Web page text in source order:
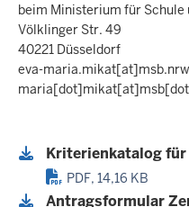
beim Ministerium für Schule
Völklinger Str. 49
40221 Düsseldorf
eva-maria.mikat[at]
Kriterienkatalog
PDF, 14,16 KB
Antragsformular